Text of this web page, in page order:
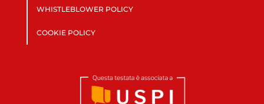
WHISTLEBLOWER POLICY
COOKIE POLICY